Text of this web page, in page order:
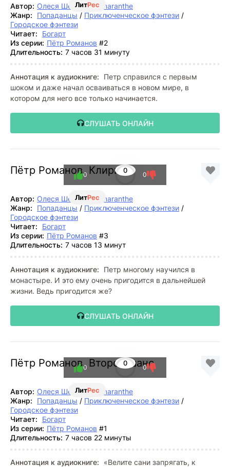
ЛитРес
Автор: Олеся Шеллина,Amaranthe
Жанр:
Попаданцы / Приключенческое фэнтези /
Городское фэнтези
Читает:
Богарт
Из серии: Пётр Романов #2
Длительность: 7 часов 31 минуту
Аннотация к аудиокниге:
Петр справился с первым
шоком и даже начал осваиваться в новом мире, в
котором для него все только начинается.
СЛУШАТЬ ОНЛАЙН
Пётр Романов. Клирик
ЛитРес
0
0 0
Автор: Олеся Шеллина,Amaranthe
Жанр:
Попаданцы / Приключенческое фэнтези /
Городское фэнтези
Читает:
Богарт
Из серии: Пётр Романов #3
Длительность: 7 часов 13 минут
Аннотация к аудиокниге:
Петр многому научился в
монастыре. И это ему очень пригодится в дальнейшей
жизни. Ведь пригодится же?
СЛУШАТЬ ОНЛАЙН
Пётр Романов. Второй шанс
ЛитРес
0
0 0
Автор: Олеся Шеллина,Amaranthe
Жанр:
Попаданцы / Приключенческое фэнтези /
Городское фэнтези
Читает:
Богарт
Из серии: Пётр Романов #1
Длительность: 7 часов 22 минуты
Аннотация к аудиокниге:
«Велите сани запрягать, к